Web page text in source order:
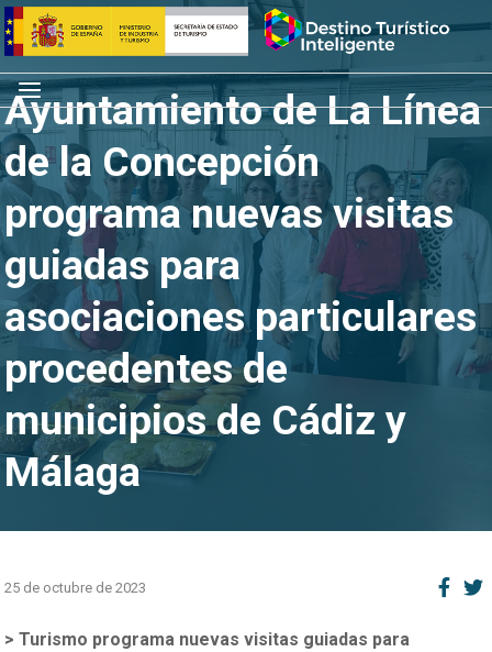
Saltar
al
contenido
Inicio
Menú
Ayuntamiento de La Línea
de la Concepción
programa nuevas visitas
guiadas para
asociaciones particulares
procedentes de
municipios de Cádiz y
Málaga
25 de octubre de 2023
> Turismo programa nuevas visitas guiadas para